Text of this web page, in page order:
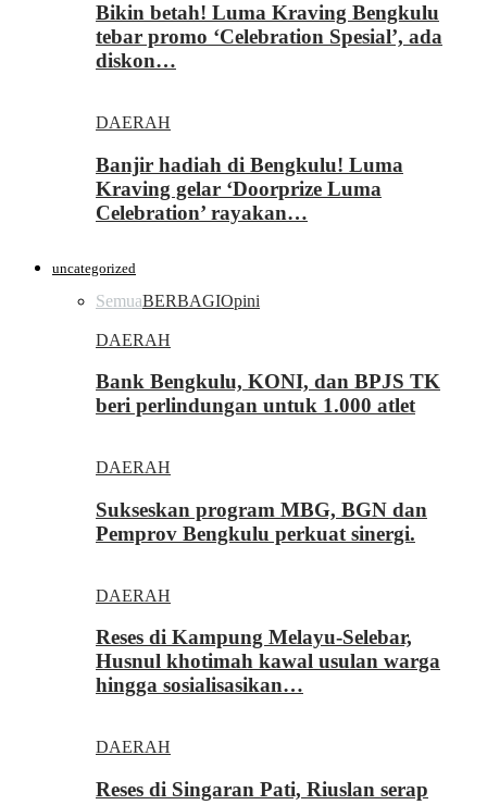
Bikin betah! Luma Kraving Bengkulu
tebar promo ‘Celebration Spesial’, ada
diskon…
DAERAH
Banjir hadiah di Bengkulu! Luma
Kraving gelar ‘Doorprize Luma
Celebration’ rayakan…
uncategorized
SemuaBERBAGIOpini
DAERAH
Bank Bengkulu, KONI, dan BPJS TK
beri perlindungan untuk 1.000 atlet
DAERAH
Sukseskan program MBG, BGN dan
Pemprov Bengkulu perkuat sinergi.
DAERAH
Reses di Kampung Melayu-Selebar,
Husnul khotimah kawal usulan warga
hingga sosialisasikan…
DAERAH
Reses di Singaran Pati, Riuslan serap